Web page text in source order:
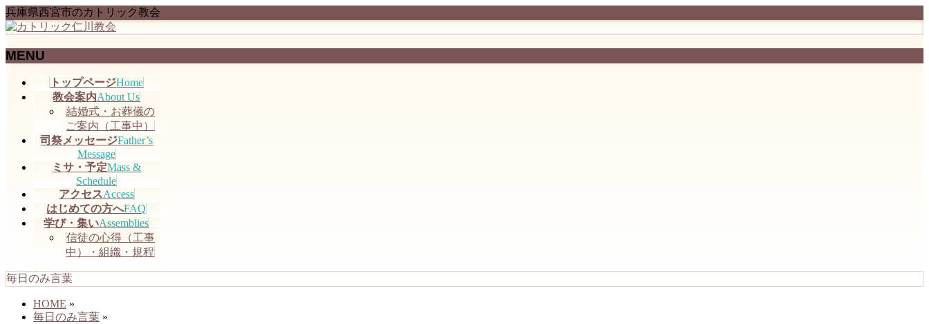
兵庫県西宮市のカトリック教会
MENU
トップページHome
教会案内About Us
結婚式・お葬儀の
ご案内（工事中）
司祭メッセージFather’s
Message
ミサ・予定Mass &
Schedule
アクセスAccess
はじめての方へFAQ
学び・集いAssemblies
信徒の心得（工事
中）・組織・規程
毎日のみ言葉
HOME »
毎日のみ言葉 »